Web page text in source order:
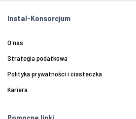
Instal-Konsorcjum
O nas
Strategia podatkowa
Polityka prywatności i ciasteczka
Kariera